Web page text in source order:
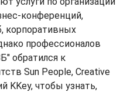
конференций,
корпоративных
профессионалов
обратился к
Sun People, Creative
KKey, чтобы узнать,